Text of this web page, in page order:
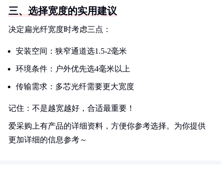
三、选择宽度的实用建议
决定扁光纤宽度时考虑三点：
安装空间：狭窄通道选1.5-2毫米
环境条件：户外优先选4毫米以上
传输需求：多芯光纤需要更大宽度
记住：不是越宽越好，合适最重要！
爱采购上有产品的详细资料，方便你参考选择。为你提供
更加详细的信息参考～